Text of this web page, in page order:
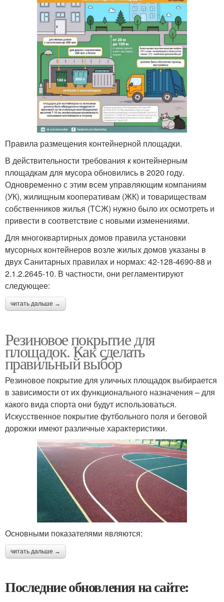
Правила размещения контейнерной площадки.
В действительности требования к контейнерным
площадкам для мусора обновились в 2020 году.
Одновременно с этим всем управляющим компаниям
(УК), жилищным кооперативам (ЖК) и товариществам
собственников жилья (ТСЖ) нужно было их осмотреть и
привести в соответствие с новыми изменениями.
Для многоквартирных домов правила установки
мусорных контейнеров возле жилых домов указаны в
двух Санитарных правилах и нормах: 42-128-4690-88 и
2.1.2.2645-10. В частности, они регламентируют
следующее:
читать дальше →
Резиновое покрытие для
площадок. Как сделать
правильный выбор
Резиновое покрытие для уличных площадок выбирается
в зависимости от их функционального назначения – для
какого вида спорта они будут использоваться.
Искусственное покрытие футбольного поля и беговой
дорожки имеют различные характеристики.
Основными показателями являются:
читать дальше →
Последние обновления на сайте: